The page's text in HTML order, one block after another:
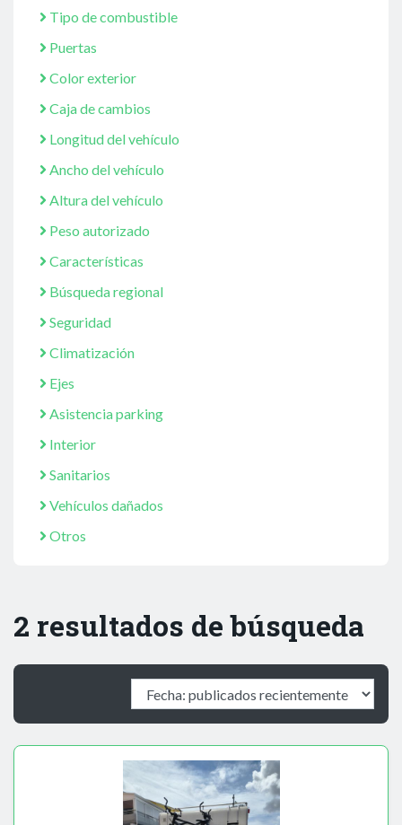
Tipo de combustible
Puertas
Color exterior
Caja de cambios
Longitud del vehículo
Ancho del vehículo
Altura del vehículo
Peso autorizado
Características
Búsqueda regional
Seguridad
Climatización
Ejes
Asistencia parking
Interior
Sanitarios
Vehículos dañados
Otros
2 resultados de búsqueda